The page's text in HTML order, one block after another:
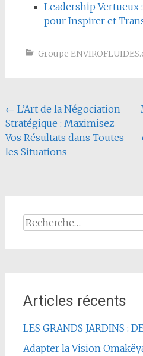
Leadership Vertueux
pour Inspirer et
Groupe
Navigation
de
l'article
← L’Art de la Négociation
Stratégique : Maximisez
Vos Résultats dans Toutes
les Situations
Rechercher :
Articles récents
LES GRANDS JARDINS :
Adapter la Vision